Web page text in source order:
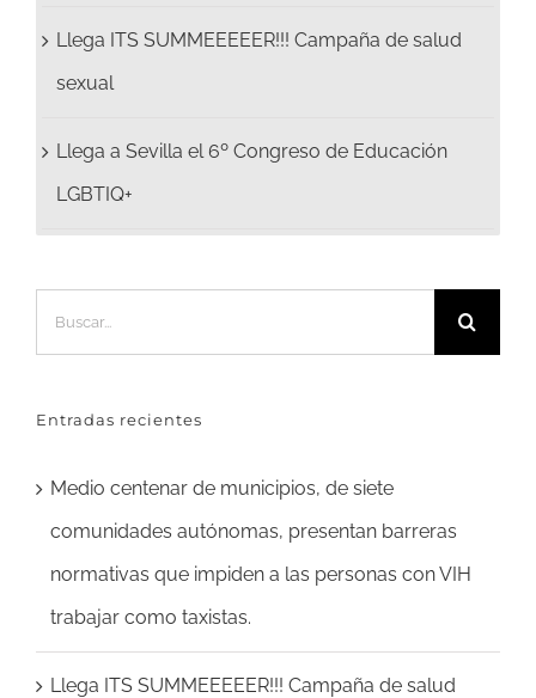
Llega ITS SUMMEEEEER!!! Campaña de salud
sexual
Llega a Sevilla el 6º Congreso de Educación
LGBTIQ+
Entradas recientes
Medio centenar de municipios, de siete
comunidades autónomas, presentan barreras
normativas que impiden a las personas con VIH
trabajar como taxistas.
Llega ITS SUMMEEEEER!!! Campaña de salud